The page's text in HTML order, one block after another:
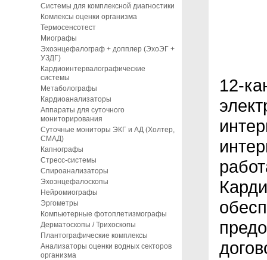
Системы для комплексной диагностики
Комлексы оценки организма
Термосенсотест
Миографы
Эхоэнцефалограф + допплер (ЭхоЭГ +
УЗДГ)
Кардиоинтервалографические
системы
Метаболографы
Кардиоанализаторы
Аппараты для суточного
мониторирования
Суточные мониторы ЭКГ и АД (Холтер,
СМАД)
Капнографы
Стресс-системы
Спироанализаторы
Эхоэнцефалоскопы
Нейромиографы
Эргометры
Компьютерные фотоплетизмографы
Дерматоскопы / Трихоскопы
Плантографические комплексы
Анализаторы оценки водных секторов
организма
12-